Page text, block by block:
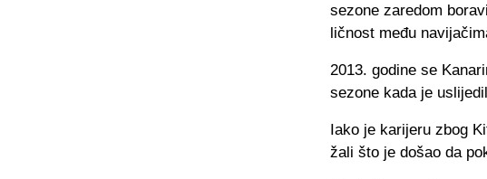
sezone zaredom
ličnost među
2013. godine se
sezone kada je
Iako je karijeru zbog
žali što je došao da